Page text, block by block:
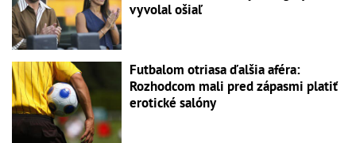
vyvolal ošiaľ
Futbalom otriasa ďalšia aféra:
Rozhodcom mali pred zápasmi platiť
erotické salóny